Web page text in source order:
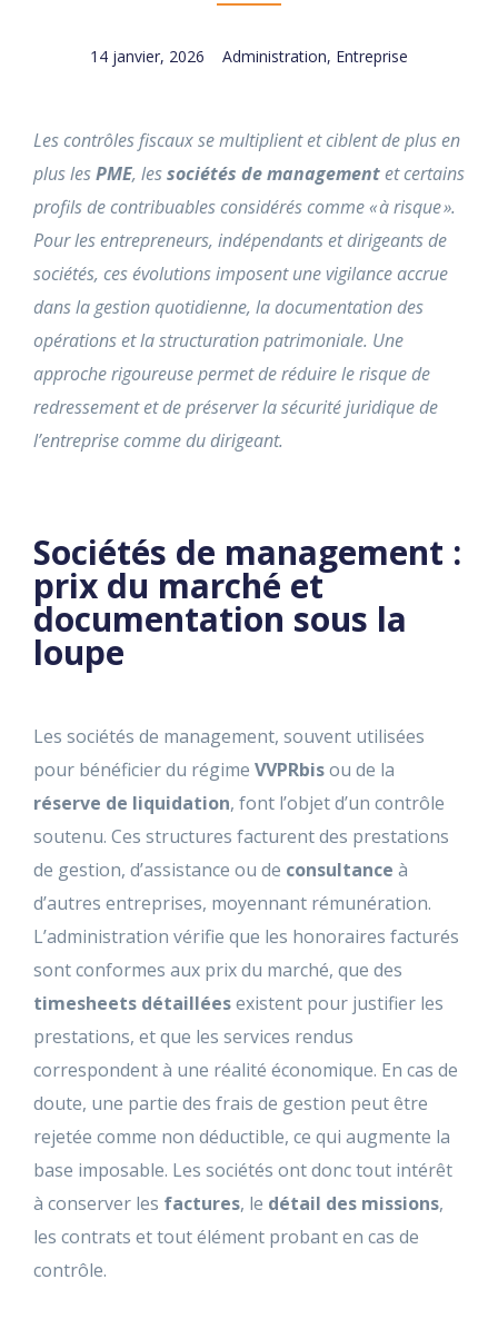
14 janvier, 2026 Administration, Entreprise
Les contrôles fiscaux se multiplient et ciblent de plus en
plus lesPME, lessociétés de managementet certains
profils de contribuables considérés comme « à risque ».
Pour les entrepreneurs, indépendants et dirigeants de
sociétés, ces évolutions imposent une vigilance accrue
dans la gestion quotidienne, la documentation des
opérations et la structuration patrimoniale. Une
approche rigoureuse permet de réduire le risque de
redressement et de préserver la sécurité juridique de
l’entreprise comme du dirigeant.
Sociétés de management :
prix du marché et
documentation sous la
loupe
Les sociétés de management, souvent utilisées
pour bénéficier du régime VVPRbisou de la
réserve de liquidation, font l’objet d’un contrôle
soutenu. Ces structures facturent des prestations
de gestion, d’assistance ou de consultance à
d’autres entreprises, moyennant rémunération.
L’administration vérifie que les honoraires facturés
sont conformes aux prix du marché, que des
timesheets détailléesexistent pour justifier les
prestations, et que les services rendus
correspondent à une réalité économique. En cas de
doute, une partie des frais de gestion peut être
rejetée comme non déductible, ce qui augmente la
base imposable. Les sociétés ont donc tout intérêt
à conserver les factures, le détail des missions,
les contrats et tout élément probant en cas de
contrôle.